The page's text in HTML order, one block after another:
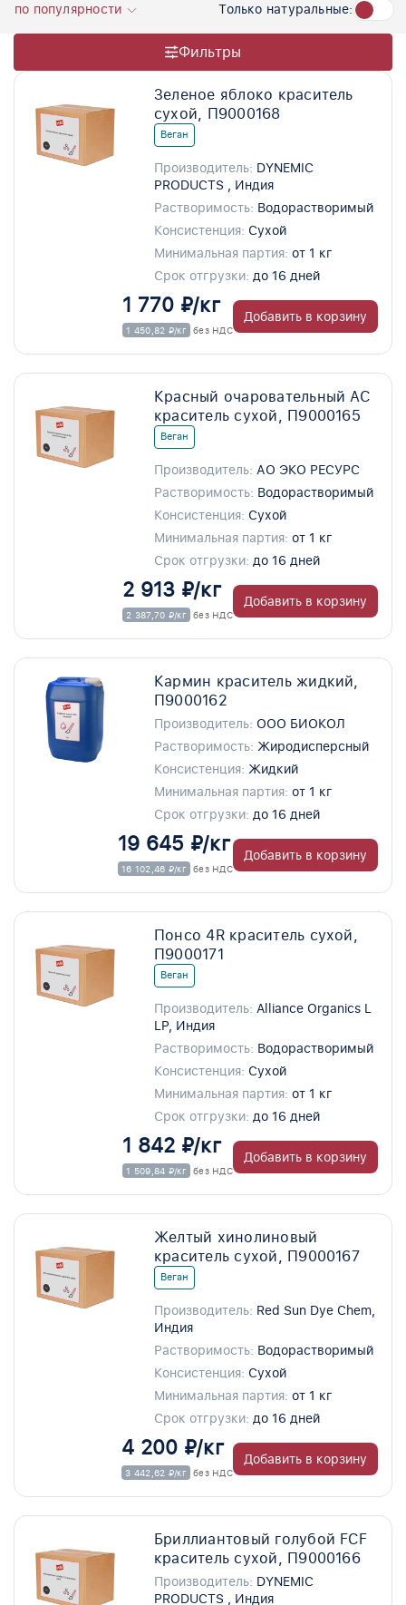
по популярности Только натуральные:
Фильтры
Зеленое яблоко краситель
сухой, П9000168
Веган
Производитель: DYNEMIC
PRODUCTS , Индия
Растворимость: Водорастворимый
Консистенция: Сухой
Минимальная партия: от 1 кг
Срок отгрузки: до 16 дней
1 770 ₽/кг
1 450,82 ₽/кг без НДС
Добавить в корзину
Красный очаровательный АС
краситель сухой, П9000165
Веган
Производитель: АО ЭКО РЕСУРС
Растворимость: Водорастворимый
Консистенция: Сухой
Минимальная партия: от 1 кг
Срок отгрузки: до 16 дней
2 913 ₽/кг
2 387,70 ₽/кг без НДС
Добавить в корзину
Кармин краситель жидкий,
П9000162
Производитель: ООО БИОКОЛ
Растворимость: Жиродисперсный
Консистенция: Жидкий
Минимальная партия: от 1 кг
Срок отгрузки: до 16 дней
19 645 ₽/кг
16 102,46 ₽/кг без НДС
Добавить в корзину
Понсо 4R краситель сухой,
П9000171
Веган
Производитель: Alliance Organics L
LP, Индия
Растворимость: Водорастворимый
Консистенция: Сухой
Минимальная партия: от 1 кг
Срок отгрузки: до 16 дней
1 842 ₽/кг
1 509,84 ₽/кг без НДС
Добавить в корзину
Желтый хинолиновый
краситель сухой, П9000167
Веган
Производитель: Red Sun Dye Chem,
Индия
Растворимость: Водорастворимый
Консистенция: Сухой
Минимальная партия: от 1 кг
Срок отгрузки: до 16 дней
4 200 ₽/кг
3 442,62 ₽/кг без НДС
Добавить в корзину
Бриллиантовый голубой FCF
краситель сухой, П9000166
Производитель: DYNEMIC
PRODUCTS , Индия